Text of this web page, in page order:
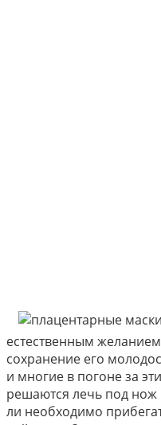
естественным
сохранение его
и многие в погоне за
решаются лечь под нож
ли необходимо